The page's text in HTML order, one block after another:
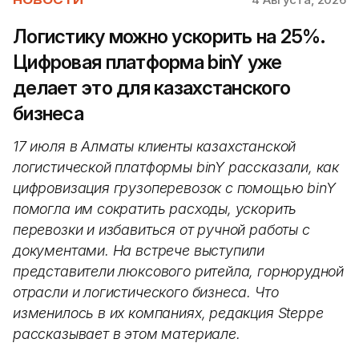
Логистику можно ускорить на 25%.
Цифровая платформа binY уже
делает это для казахстанского
бизнеса
17 июля в Алматы клиенты казахстанской
логистической платформы binY рассказали, как
цифровизация грузоперевозок с помощью binY
помогла им сократить расходы, ускорить
перевозки и избавиться от ручной работы с
документами. На встрече выступили
представители люксового ритейла, горнорудной
отрасли и логистического бизнеса. Что
изменилось в их компаниях, редакция Steppe
рассказывает в этом материале.